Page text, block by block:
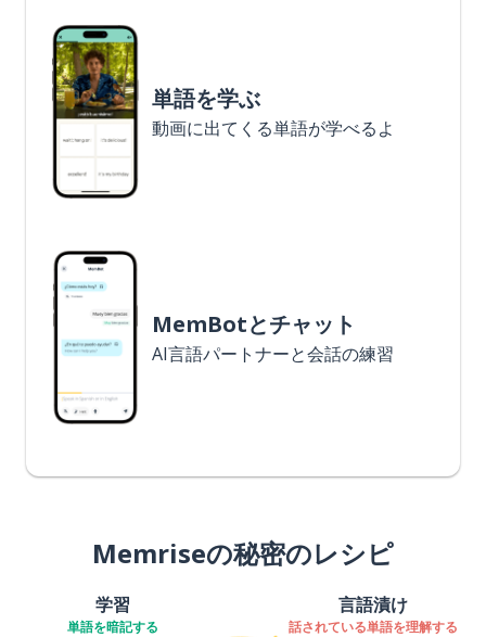
単語を学ぶ
動画に出てくる単語が学べるよ
MemBotとチャット
AI言語パートナーと会話の練習
Memriseの秘密のレシピ
学習
単語を暗記する
言語漬け
話されている単語を理解する